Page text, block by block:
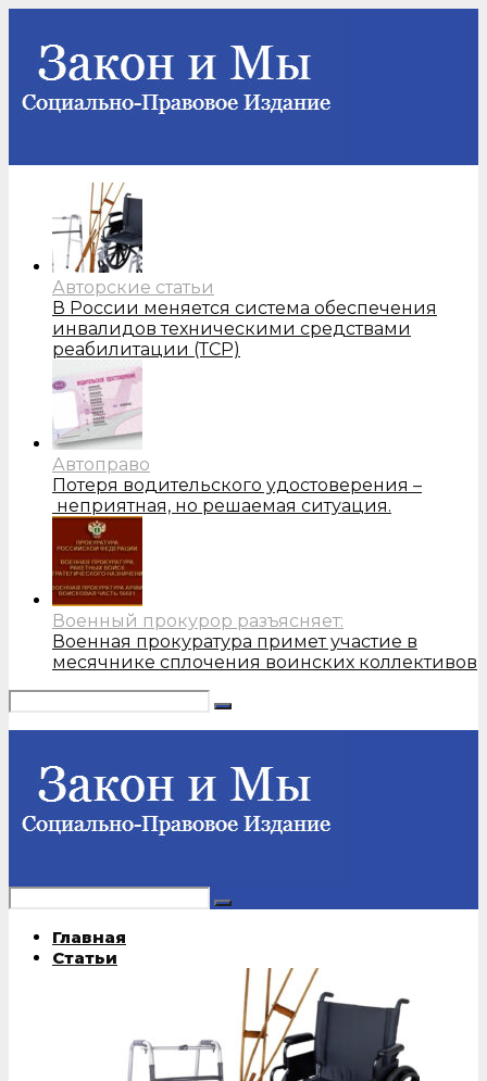
Авторские статьи
В России меняется система обеспечения
инвалидов техническими средствами
реабилитации (ТСР)
Автоправо
Потеря водительского удостоверения –
неприятная, но решаемая ситуация.
Военный прокурор разъясняет:
Военная прокуратура примет участие в
месячнике сплочения воинских коллективов
Главная
Статьи